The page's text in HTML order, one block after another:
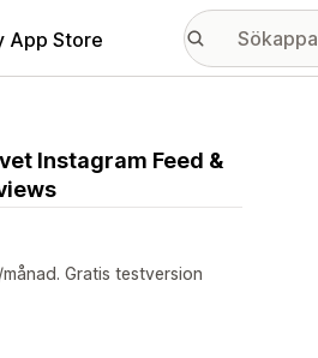
App Store
Instagram Feed &
Gratis testversion